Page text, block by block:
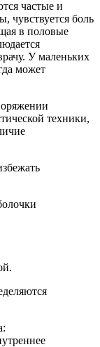
частые и
чувствуется боль
в половые
У маленьких
может
техники,